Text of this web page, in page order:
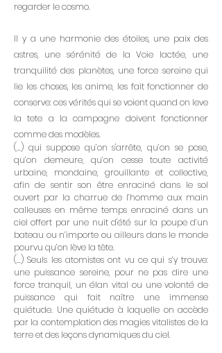
regarder le cosmo.
Il y a une harmonie des étoiles, une paix des
astres, une sérénité de la Voie lactée, une
tranquilité des planètes, une force sereine qui
lie les choses, les anime, les fait fonctionner de
conserve: ces vérités qui se voient quand on leve
la tete a la campagne doivent fonctionner
comme des modèles.
(...) qui suppose qu’on s'arrête, qu’on se pose,
qu’on demeure, qu’on cesse toute activité
urbaine, mondaine, grouillante et collective,
afin de sentir son être enraciné dans le sol
ouvert par la charrue de l’homme aux main
calleuses en même temps enraciné dans un
ciel offert par une nuit d'été sur la poupe d’un
bateau ou n’importe ou ailleurs dans le monde
pourvu qu’on lève la tête.
(...) Seuls les atomistes ont vu ce qui s’y trouve:
une puissance sereine, pour ne pas dire une
force tranquil, un élan vital ou une volonté de
puissance qui fait naître une immense
quiétude. Une quiétude à laquelle on accède
par la contemplation des magies vitalistes de la
terre et des leçons dynamiques du ciel.